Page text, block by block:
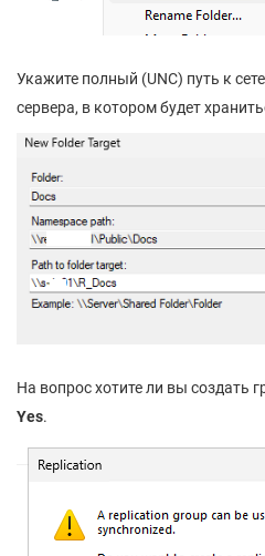
Укажите полный (UNC) путь к
сервера, в котором будет
На вопрос хотите ли вы создать
Yes.